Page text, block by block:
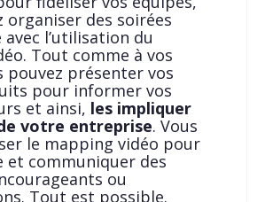
organiser des soirées
avec l’utilisation du
Tout comme à vos
pouvez présenter vos
pour informer vos
et ainsi, les impliquer
votre entreprise. Vous
le mapping vidéo pour
communiquer des
ou
Tout est possible.